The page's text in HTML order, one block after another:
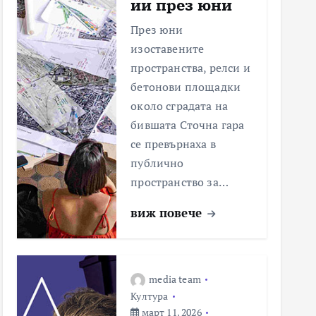
ии през юни
През юни
изоставените
пространства, релси и
бетонови площадки
около сградата на
бившата Сточна гара
се превърнаха в
публично
пространство за…
виж повече
media team
Култура
март 11, 2026